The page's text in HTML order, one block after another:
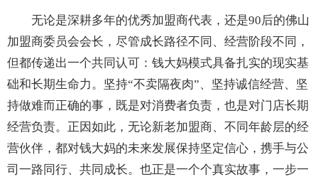
无论是深耕多年的优秀加盟商代表，还是90后的佛山
加盟商委员会会长，尽管成长路径不同、经营阶段不同，
但都传递出一个共同认可：钱大妈模式具备扎实的现实基
础和长期生命力。坚持“不卖隔夜肉”、坚持诚信经营、坚
持做难而正确的事，既是对消费者负责，也是对门店长期
经营负责。正因如此，无论新老加盟商、不同年龄层的经
营伙伴，都对钱大妈的未来发展保持坚定信心，携手与公
司一路同行、共同成长。也正是一个个真实故事，一步一